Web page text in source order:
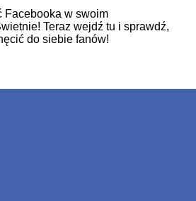
Facebooka w swoim
Teraz wejdź tu i sprawdź,
do siebie fanów!